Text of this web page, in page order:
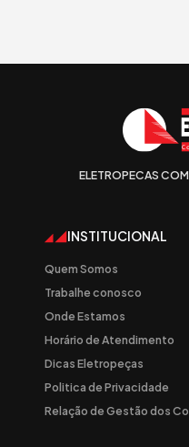
ELETROPECAS
INSTITUCIONAL
Quem Somos
Trabalhe conosco
Onde Estamos
Horário de Atendimento
Dicas Eletropeças
Politica de Privacidade
Relação de Gestão dos